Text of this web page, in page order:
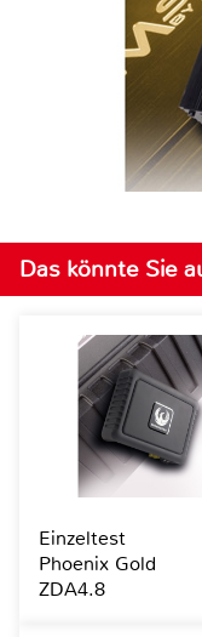
Das könnte Sie
Einzeltest
Phoenix Gold
ZDA4.8